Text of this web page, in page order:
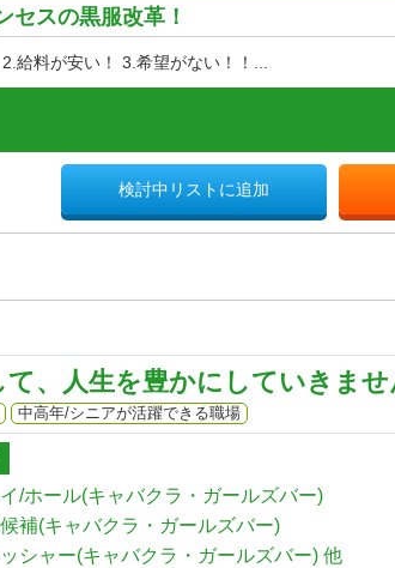
セスの黒服改革！
給料が安い！ 3.希望がない！！...
検討中リストに追加
、人生を豊かにしていきませ
中高年/シニアが活躍できる職場
/ホール(キャバクラ・ガールズバー)
補(キャバクラ・ガールズバー)
シャー(キャバクラ・ガールズバー) 他